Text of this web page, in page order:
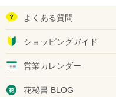
よくある質問
ショッピングガイド
営業カレンダー
花秘書 BLOG